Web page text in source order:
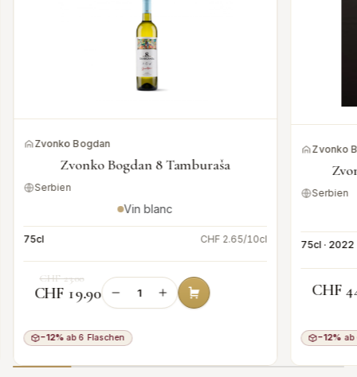
Zvonko Bogdan
Zvonko Bogdan 8 Tamburaša
Serbien
Vin blanc
75cl CHF 2.65/10cl
CHF 23.00
CHF 19.90
−12%ab 6 Flaschen
Zvonko
Serbien
75cl · 2022
CHF
−12% ab